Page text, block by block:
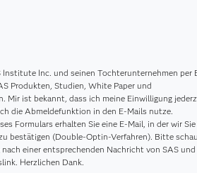
Institute Inc. und seinen Tochterunternehmen per
Produkten, Studien, White Paper und
Mir ist bekannt, dass ich meine Einwilligung
die Abmeldefunktion in den E-Mails nutze.
Formulars erhalten Sie eine E-Mail, in der wir Sie
bestätigen (Double-Optin-Verfahren). Bitte
einer entsprechenden Nachricht von SAS und
Herzlichen Dank.